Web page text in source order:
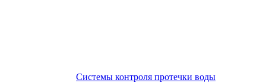
Системы контроля протечки воды